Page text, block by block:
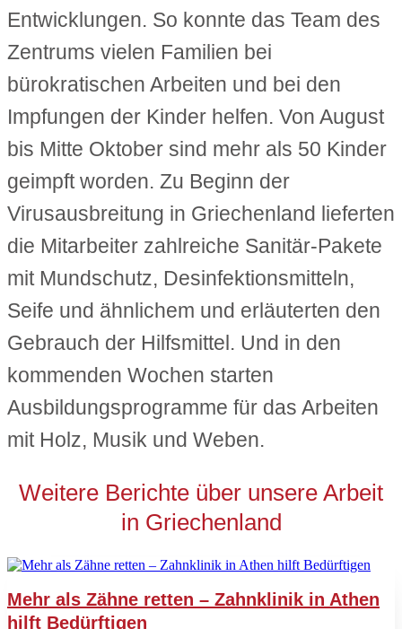
Entwicklungen. So konnte das Team des
Zentrums vielen Familien bei
bürokratischen Arbeiten und bei den
Impfungen der Kinder helfen. Von August
bis Mitte Oktober sind mehr als 50 Kinder
geimpft worden. Zu Beginn der
Virusausbreitung in Griechenland lieferten
die Mitarbeiter zahlreiche Sanitär-Pakete
mit Mundschutz, Desinfektionsmitteln,
Seife und ähnlichem und erläuterten den
Gebrauch der Hilfsmittel. Und in den
kommenden Wochen starten
Ausbildungsprogramme für das Arbeiten
mit Holz, Musik und Weben.
Weitere Berichte über unsere Arbeit
in Griechenland
Mehr als Zähne retten – Zahnklinik in Athen
hilft Bedürftigen